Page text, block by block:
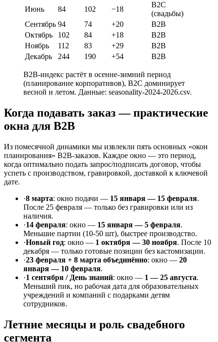
Июнь
84 102 −18
B2C
(свадьбы)
Сентябрь 94 74 +20
B2B
Октябрь
102 84 +18
B2B
Ноябрь
112 83 +29
B2B
Декабрь
244 190 +54 B2B
B2B-индекс растёт в осенне-зимний период
(планирование корпоративов), B2C доминирует
весной и летом. Данные: seasonality-2024-2026.csv.
Когда подавать заказ — практические
окна для B2B
Из помесячной динамики мы извлекли пять основных «окон
планирования» B2B-заказов. Каждое окно — это период,
когда оптимально подать запрос/подписать договор, чтобы
успеть с производством, гравировкой, доставкой к ключевой
дате.
·8 марта: окно подачи — 15 января — 15 февраля.
После 25 февраля — только без гравировки или из
наличия.
·14 февраля: окно — 15 января — 5 февраля.
Меньшие партии (10-50 шт), быстрее производство.
·Новый год: окно — 1 октября — 30 ноября. После 10
декабря — только готовые позиции без кастомизации.
·23 февраля + 8 марта объединённо: окно — 20
января — 10 февраля.
·1 сентября / День знаний: окно — 1 — 25 августа.
Меньший пик, но рабочая дата для образовательных
учреждений и компаний с подарками детям
сотрудников.
Летние месяцы и роль свадебного
сегмента